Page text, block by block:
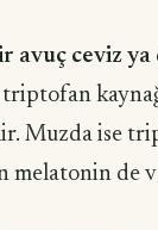
avuç ceviz ya
Muzda ise
melatonin de